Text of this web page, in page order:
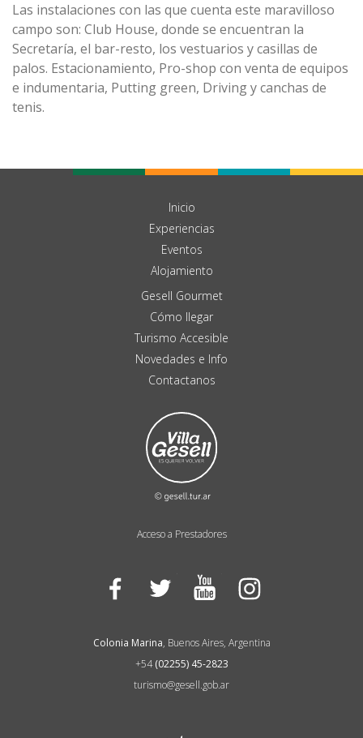
Las instalaciones con las que cuenta este maravilloso
campo son: Club House, donde se encuentran la
Secretaría, el bar-resto, los vestuarios y casillas de
palos. Estacionamiento, Pro-shop con venta de equipos
e indumentaria, Putting green, Driving y canchas de
tenis.
Acceso a Prestadores
Inicio
Experiencias
Eventos
Alojamiento
Gesell Gourmet
Cómo llegar
Turismo Accesible
Novedades e Info
Contactanos
Facebook Twitter YouTube
Colonia Marina, Buenos Aires, Argentina
+54(02255) 45-2823
turismo@gesell.gob.ar